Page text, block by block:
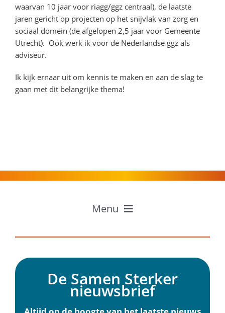
waarvan 10 jaar voor riagg/ggz centraal), de laatste
jaren gericht op projecten op het snijvlak van zorg en
sociaal domein (de afgelopen 2,5 jaar voor Gemeente
Utrecht). Ook werk ik voor de Nederlandse ggz als
adviseur.
Ik kijk ernaar uit om kennis te maken en aan de slag te
gaan met dit belangrijke thema!
Menu
Inwoners
Ervaringen
Over Samen Sterker
Nieuws
De Samen Sterker
nieuwsbrief